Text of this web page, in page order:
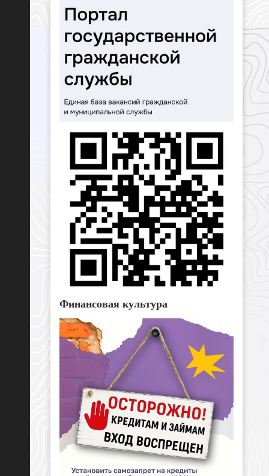
Финансовая культура